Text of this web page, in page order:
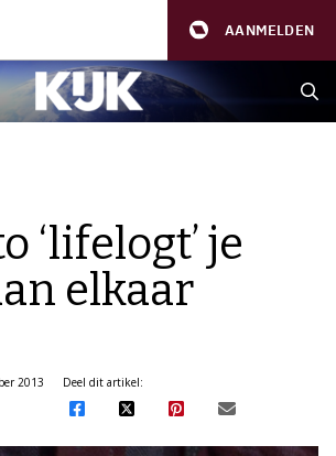
AANMELDEN
‘lifelogt’ je
elkaar
2013
Deel dit artikel: